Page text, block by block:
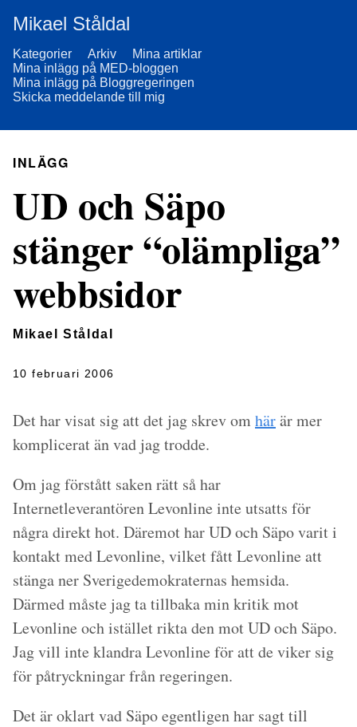
Mikael Ståldal
Kategorier Arkiv
Mina artiklar
Mina inlägg på MED-bloggen
Mina inlägg på Bloggregeringen
Skicka meddelande till mig
INLÄGG
UD och Säpo
stänger “olämpliga”
webbsidor
Mikael Ståldal
10 februari 2006
Det har visat sig att det jag skrev omhärär mer
komplicerat än vad jag trodde.
Om jag förstått saken rätt så har
Internetleverantören Levonline inte utsatts för
några direkt hot. Däremot har UD och Säpo varit i
kontakt med Levonline, vilket fått Levonline att
stänga ner Sverigedemokraternas hemsida.
Därmed måste jag ta tillbaka min kritik mot
Levonline och istället rikta den mot UD och Säpo.
Jag vill inte klandra Levonline för att de viker sig
för påtryckningar från regeringen.
Det är oklart vad Säpo egentligen har sagt till